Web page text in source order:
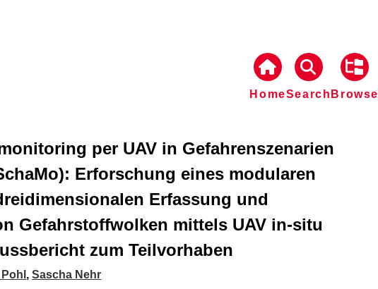
HomeSearch Browse
per UAV in Gefahrenszenarien
Erforschung eines modularen
Erfassung und
Gefahrstoffwolken mittels UAV in-situ
zum Teilvorhaben
,Sascha Nehr